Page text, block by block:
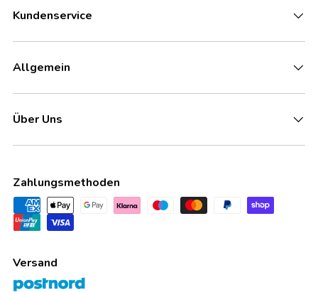
Kundenservice
Allgemein
Über Uns
Zahlungsmethoden
Versand